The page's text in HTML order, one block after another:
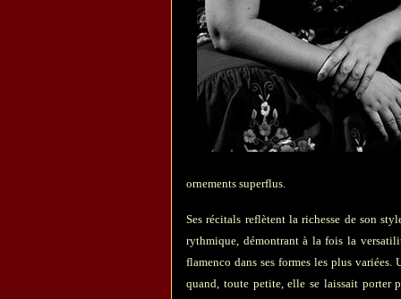
ornements superflus.
Ses récitals reflètent la richesse de son
rythmique, démontrant à la fois la
flamenco dans ses formes les plus
quand, toute petite, elle se laissait